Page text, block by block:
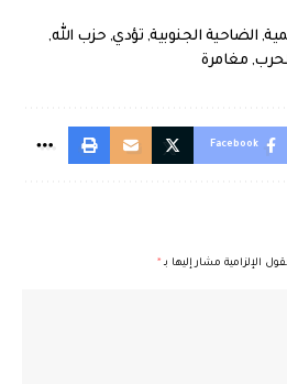
, الضاحية الجنوبية, تؤدي, حزب الله,
, مغامرة
Facebook
الإلزامية مشار إليها بـ *